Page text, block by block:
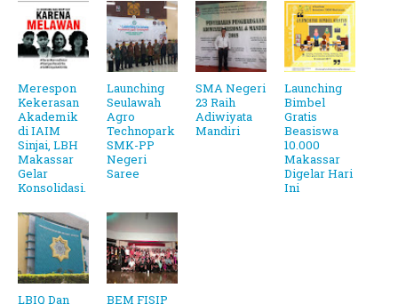
Merespon
Kekerasan
Akademik
di IAIM
Sinjai, LBH
Makassar
Gelar
Konsolidasi.
Launching
Seulawah
Agro
Technopark
SMK-PP
Negeri
Saree
SMA Negeri
23 Raih
Adiwiyata
Mandiri
Launching
Bimbel
Gratis
Beasiswa
10.000
Makassar
Digelar Hari
Ini
LBIQ Dan
BEM FISIP